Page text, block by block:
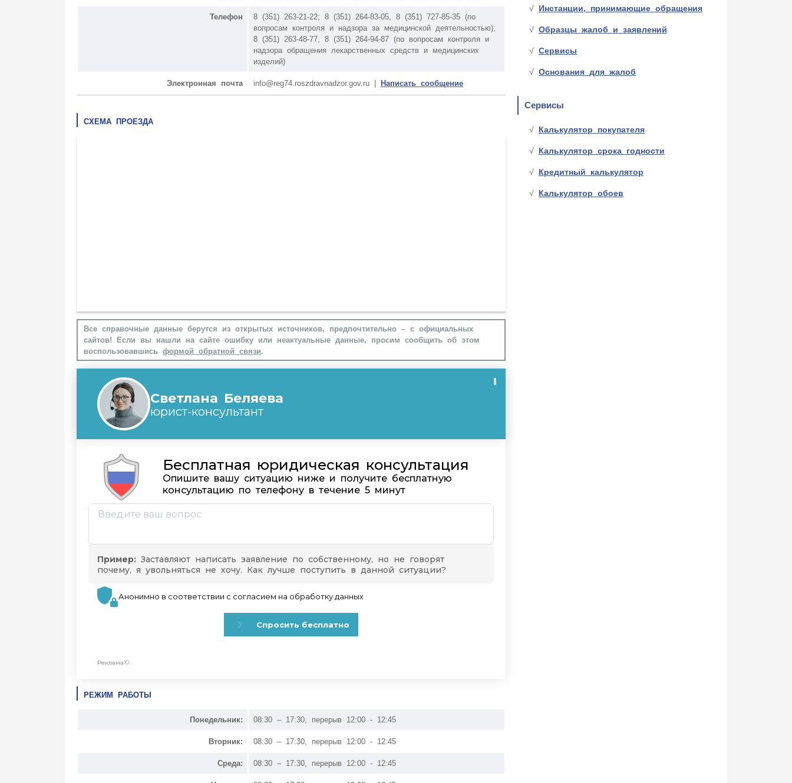
Телефон
8 (351) 263-21-22; 8 (351) 264-83-05, 8 (351) 727-85-35 (по
вопросам контроля и надзора за медицинской деятельностью);
8 (351) 263-48-77, 8 (351) 264-94-87 (по вопросам контроля и
надзора обращения лекарственных средств и медицинских
изделий)
Электронная почта info@reg74.roszdravnadzor.gov.ru | Написать сообщение
СХЕМА ПРОЕЗДА
Все справочные данные берутся из открытых источников, предпочтительно – с официальных
сайтов! Если вы нашли на сайте ошибку или неактуальные данные, просим сообщить об этом
воспользовавшись формой обратной связи.
РЕЖИМ РАБОТЫ
Понедельник: 08:30 – 17:30, перерыв 12:00 - 12:45
Вторник: 08:30 – 17:30, перерыв 12:00 - 12:45
Среда: 08:30 – 17:30, перерыв 12:00 - 12:45
Инстанции, принимающие обращения
Образцы жалоб и заявлений
Сервисы
Основания для жалоб
Сервисы
Калькулятор покупателя
Калькулятор срока годности
Кредитный калькулятор
Калькулятор обоев